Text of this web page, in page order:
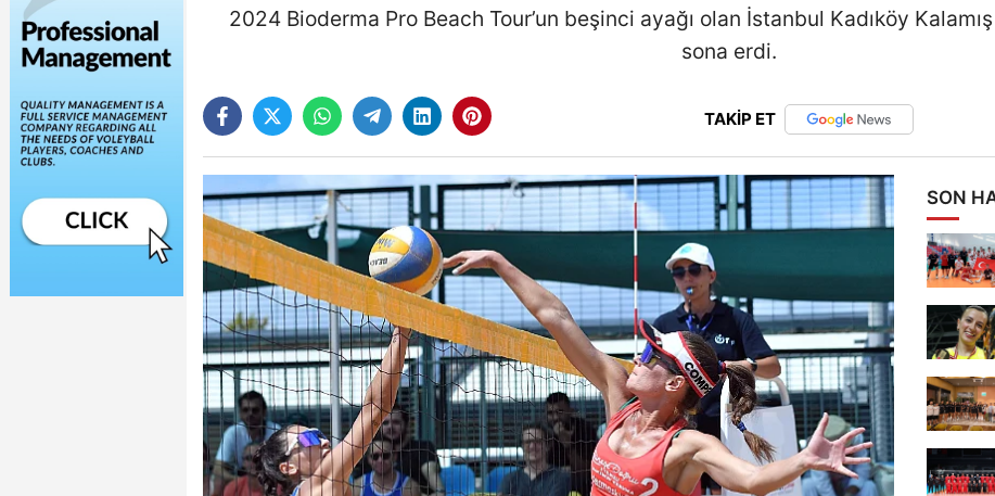
2024 Bioderma Pro Beach Tour’un beşinci ayağı olan İstanbul Kadıköy
sona erdi.
TAKİP ET
SON